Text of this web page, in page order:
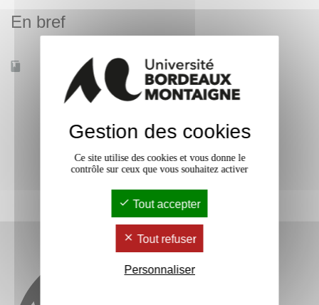
En bref
Accessible à distance Non
Gestion des cookies
Ce site utilise des cookies et vous donne le
contrôle sur ceux que vous souhaitez activer
Tout accepter
Tout refuser
Personnaliser